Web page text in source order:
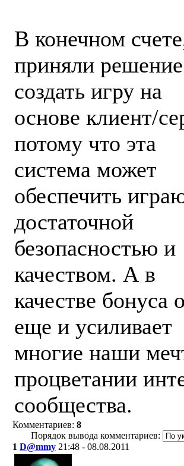
В конечном
приняли решение
создать игру на
основе клиент/
потому что эта
система может
обеспечить
достаточной
безопасностью и
качеством. А в
качестве бонуса
еще и усиливает
многие наши
процветании
сообщества.
Комментариев: 8
Порядок вывода комментариев:
1 D@mmy 21:48 - 08.08.2011